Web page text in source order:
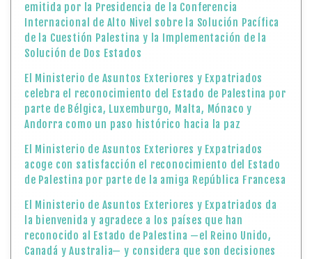
emitida por la Presidencia de la Conferencia
Internacional de Alto Nivel sobre la Solución Pacífica
de la Cuestión Palestina y la Implementación de la
Solución de Dos Estados
El Ministerio de Asuntos Exteriores y Expatriados
celebra el reconocimiento del Estado de Palestina por
parte de Bélgica, Luxemburgo, Malta, Mónaco y
Andorra como un paso histórico hacia la paz
El Ministerio de Asuntos Exteriores y Expatriados
acoge con satisfacción el reconocimiento del Estado
de Palestina por parte de la amiga República Francesa
El Ministerio de Asuntos Exteriores y Expatriados da
la bienvenida y agradece a los países que han
reconocido al Estado de Palestina —el Reino Unido,
Canadá y Australia— y considera que son decisiones